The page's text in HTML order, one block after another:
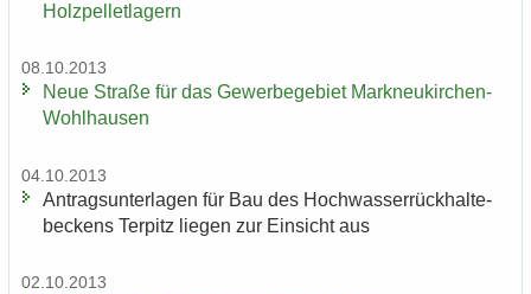
Holz­pel­let­la­gern
08.10.2013
Neue Stra­ße für das Ge­wer­be­ge­biet Markneukirchen-​
Wohlhausen
04.10.2013
An­trags­un­ter­la­gen für Bau des Hoch­was­ser­rück­hal­te­
be­ckens Ter­pitz lie­gen zur Ein­sicht aus
02.10.2013